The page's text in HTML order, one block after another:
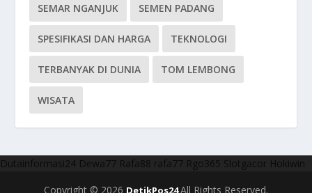
SEMAR NGANJUK SEMEN PADANG
SPESIFIKASI DAN HARGA TEKNOLOGI
TERBANYAK DI DUNIA TOM LEMBONG
WISATA
Dutainformasi24 Dewa77 Rafa88 rafa77 Rgo365 Slotgacor Hokiwin
Copyright © 2026 DetikPos24All Rights Reserved.